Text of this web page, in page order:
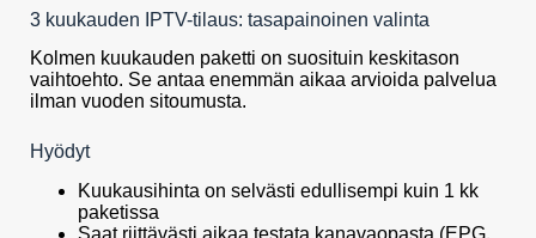
3 kuukauden IPTV-tilaus: tasapainoinen valinta
Kolmen kuukauden paketti on suosituin keskitason
vaihtoehto. Se antaa enemmän aikaa arvioida palvelua
ilman vuoden sitoumusta.
Hyödyt
Kuukausihinta on selvästi edullisempi kuin 1 kk
paketissa